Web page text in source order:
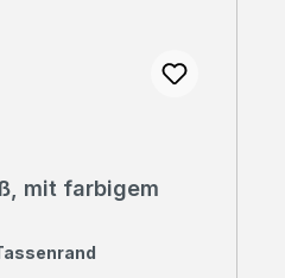
mit farbigem